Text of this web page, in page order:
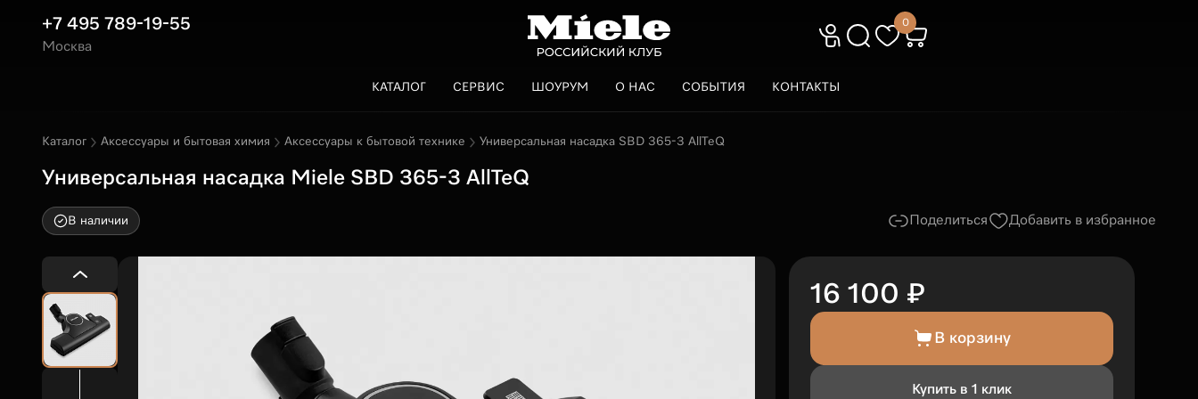
+7 495 789-19-55
Москва
0
КАТАЛОГ СЕРВИС ШОУРУМ О НАС СОБЫТИЯ КОНТАКТЫ
Каталог Аксессуары и бытовая химия Аксессуары к бытовой технике Универсальная насадка SBD 365-3 AllTeQ
Универсальная насадка Miele SBD 365-3 AllTeQ
В наличии Поделиться Добавить в избранное
16 100 ₽
В корзину
Купить в 1 клик